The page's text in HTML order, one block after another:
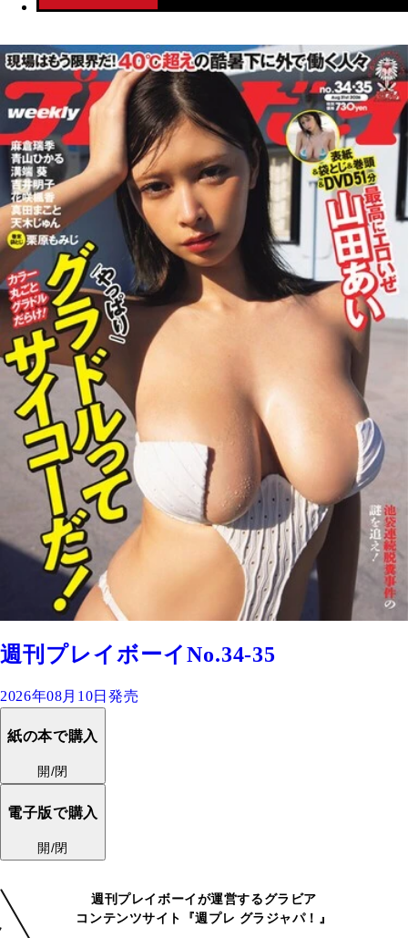
週刊プレイボーイNo.34-35
2026年08月10日発売
紙の本で購入
開/閉
電子版で購入
開/閉
週刊プレイボーイが運営するグラビア
コンテンツサイト『週プレ グラジャパ！』